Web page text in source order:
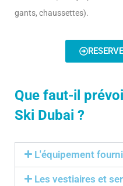
gants, chaussettes).
Que faut-il
Ski Dubai ?
L'équipement
Les vestiaires et